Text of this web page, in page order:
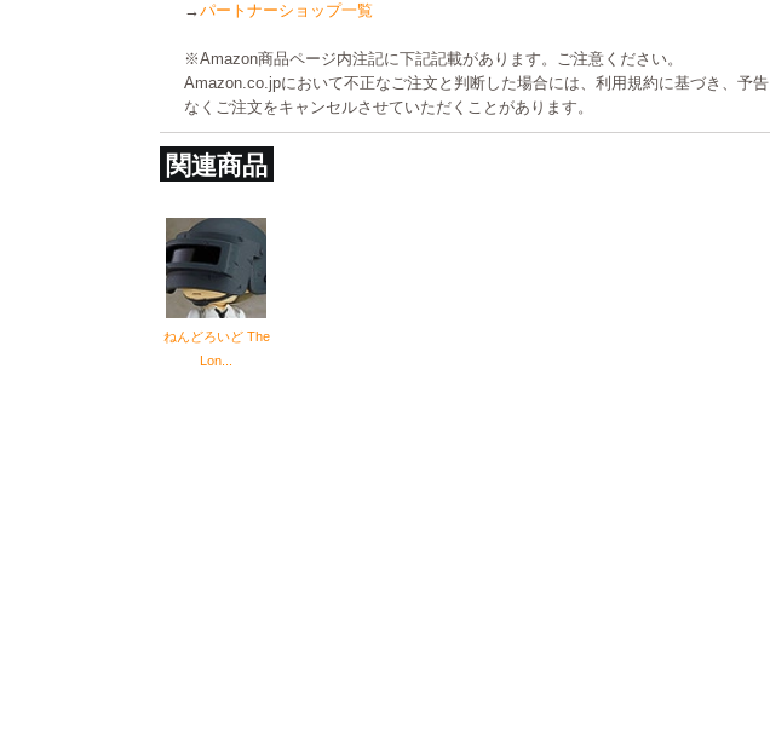
→パートナーショップ一覧
※Amazon商品ページ内注記に下記記載があります。ご注意ください。
Amazon.co.jpにおいて不正なご注文と判断した場合には、利用規約に基づき、予告
なくご注文をキャンセルさせていただくことがあります。
関連商品
ねんどろいど The
Lon...